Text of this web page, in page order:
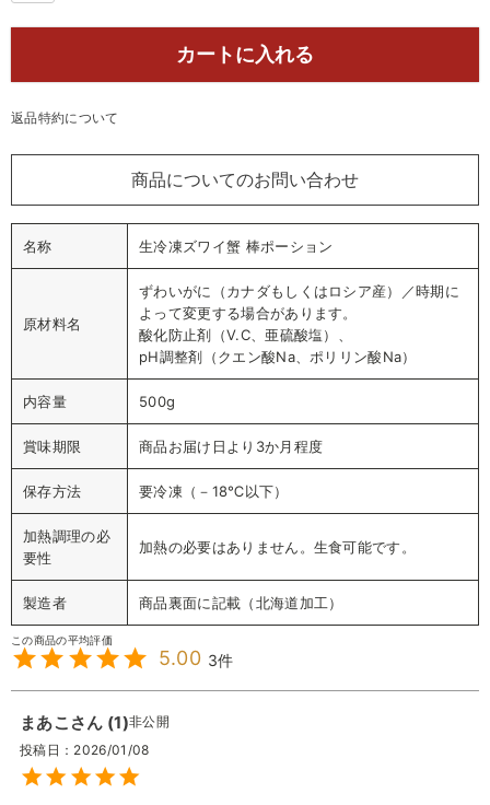
カートに入れる
返品特約について
商品についてのお問い合わせ
名称 生冷凍ズワイ蟹 棒ポーション
原材料名
ずわいがに（カナダもしくはロシア産）／時期に
よって変更する場合があります。
酸化防止剤（V.C、亜硫酸塩）、
pH調整剤（クエン酸Na、ポリリン酸Na）
内容量 500g
賞味期限 商品お届け日より3か月程度
保存方法 要冷凍（－18℃以下）
加熱調理の必
要性
加熱の必要はありません。生食可能です。
製造者 商品裏面に記載（北海道加工）
5.00 3
まあこ 1 非公開
投稿日
2026/01/08